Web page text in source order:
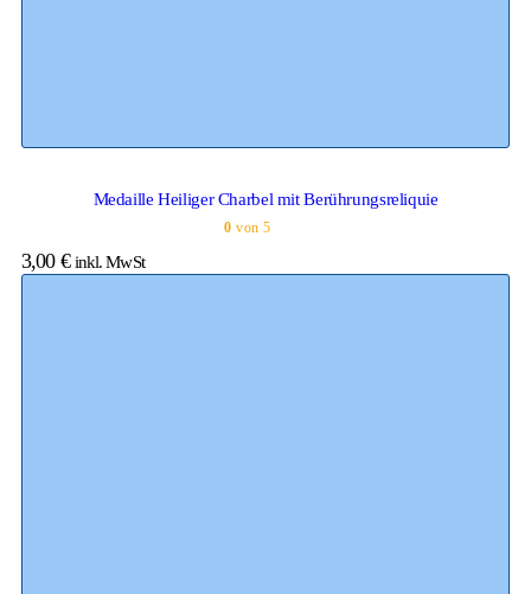
Medaille Heiliger Charbel mit Berührungsreliquie
0 von 5
3,00 € inkl. MwSt